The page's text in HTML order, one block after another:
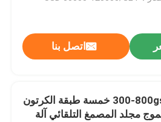
اتصل بنا
300-800gsm خمسة طبقة الكرتون
مجلد المصمغ التلقائي آلة